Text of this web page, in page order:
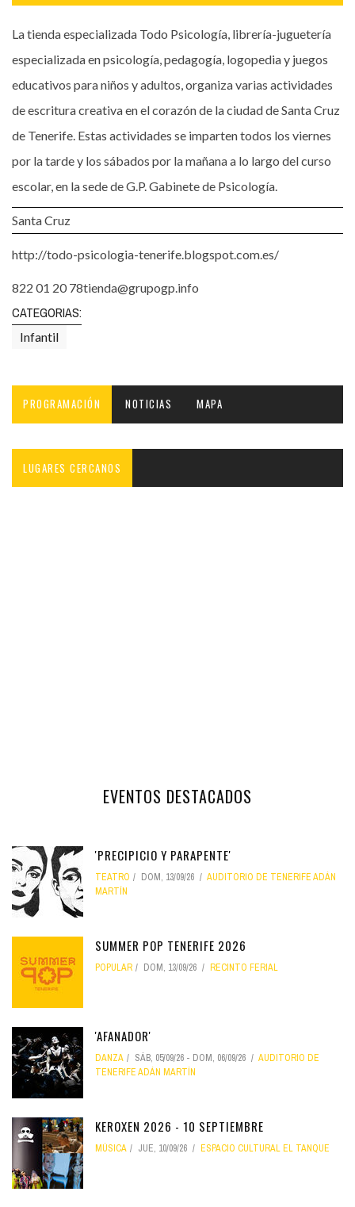
La tienda especializada Todo Psicología, librería-juguetería
especializada en psicología, pedagogía, logopedia y juegos
educativos para niños y adultos, organiza varias actividades
de escritura creativa en el corazón de la ciudad de Santa Cruz
de Tenerife. Estas actividades se imparten todos los viernes
por la tarde y los sábados por la mañana a lo largo del curso
escolar, en la sede de G.P. Gabinete de Psicología.
Santa Cruz
http://todo-psicologia-tenerife.blogspot.com.es/
822 01 20 78tienda@grupogp.info
CATEGORIAS:
Infantil
PROGRAMACIÓN NOTICIAS MAPA
LUGARES CERCANOS
EVENTOS DESTACADOS
'PRECIPICIO Y PARAPENTE'
TEATRO DOM, 13/09/26
AUDITORIO DE TENERIFE ADÁN
MARTÍN
SUMMER POP TENERIFE 2026
POPULAR DOM, 13/09/26 RECINTO FERIAL
'AFANADOR'
DANZA SÁB, 05/09/26 - DOM, 06/09/26
AUDITORIO DE
TENERIFE ADÁN MARTÍN
KEROXEN 2026 - 10 SEPTIEMBRE
MÚSICA JUE, 10/09/26 ESPACIO CULTURAL EL TANQUE